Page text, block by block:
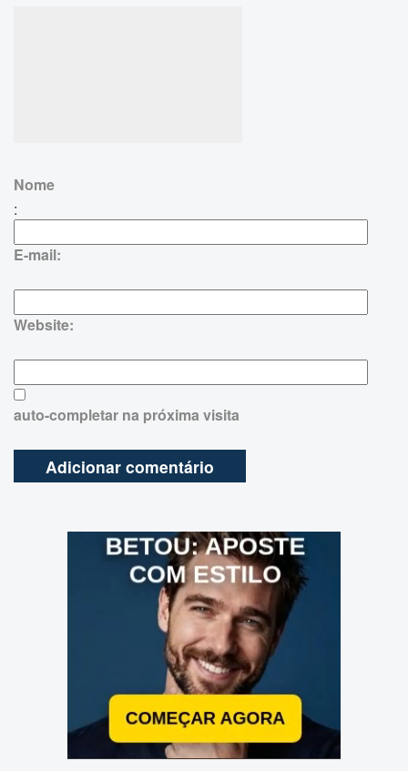
Nome
:
E-mail:
Website:
auto-completar na próxima visita